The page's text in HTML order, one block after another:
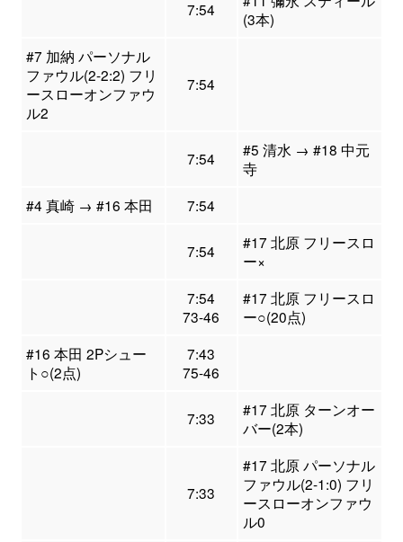
7:54
(3本)
#7 加納 パーソナル
ファウル(2-2:2) フリ
ースローオンファウ
ル2
7:54
7:54
#5 清水 → #18 中元
寺
#4 真崎 → #16 本田
7:54
7:54
#17 北原 フリースロ
ー×
7:54
73-46
#17 北原 フリースロ
ー○(20点)
#16 本田 2Pシュー
ト○(2点)
7:43
75-46
7:33
#17 北原 ターンオー
バー(2本)
7:33
#17 北原 パーソナル
ファウル(2-1:0) フリ
ースローオンファウ
ル0